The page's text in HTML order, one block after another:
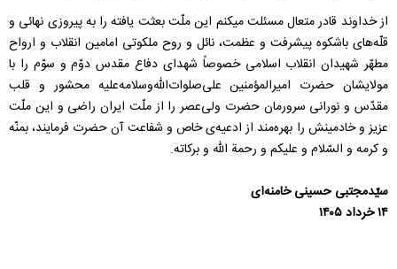
از خداوند قادر متعال مسئلت میکنم این ملّت بعثت یافته را به پیروزی نهائی و
قلّه‌های باشکوه پیشرفت و عظمت، نائل و روح ملکوتی امامین انقلاب و ارواح
مطهّر شهیدان انقلاب اسلامی خصوصاً شهدای دفاع مقدس دوّم و سوّم را با
مولایشان حضرت امیرالمؤمنین علی‌صلوات‌الله‌وسلامه‌علیه محشور و قلب
مقدّس و نورانی سرورمان حضرت ولی‌عصر را از ملّت ایران راضی و این ملّت
عزیز و خادمینش را بهره‌مند از ادعیه‌ی خاص و شفاعت آن حضرت فرمایند، بمنّه
و کرمه و السّلام و علیکم و رحمة الله و برکاته.
سیّدمجتبی حسینی خامنه‌ای
۱۴ خرداد ۱۴۰۵